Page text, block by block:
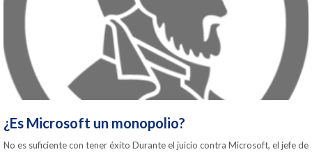
¿Es Microsoft un monopolio?
No es suficiente con tener éxito Durante el juicio contra Microsoft, el jefe de